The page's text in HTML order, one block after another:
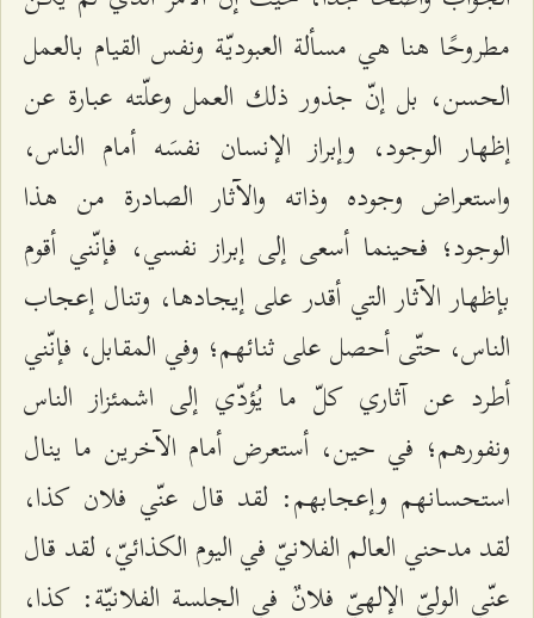
مطروحًا هنا هي مسألة العبوديّة ونفس القيام بالعمل
الحسن، بل إنّ جذور ذلك العمل وعلّته عبارة عن
إظهار الوجود، وإبراز الإنسان نفسَه أمام الناس،
واستعراض وجوده وذاته والآثار الصادرة من هذا
الوجود؛ فحينما أسعى إلى إبراز نفسي، فإنّني أقوم
بإظهار الآثار التي أقدر على إيجادها، وتنال إعجاب
الناس، حتّى أحصل على ثنائهم؛ وفي المقابل، فإنّني
أطرد عن آثاري كلّ ما يُؤدّي إلى اشمئزاز الناس
ونفورهم؛ في حين، أستعرض أمام الآخرين ما ينال
استحسانهم وإعجابهم: لقد قال عنّي فلان كذا،
لقد مدحني العالم الفلانيّ في اليوم الكذائيّ، لقد قال
عنّي الوليّ الإلهيّ فلانٌ في الجلسة الفلانيّة: كذا،